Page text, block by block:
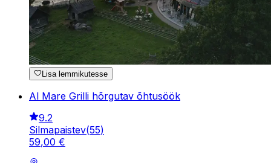
Lisa lemmikutesse
Al Mare Grilli hõrgutav õhtusöök
9.2
Silmapaistev(55)
59,00 €